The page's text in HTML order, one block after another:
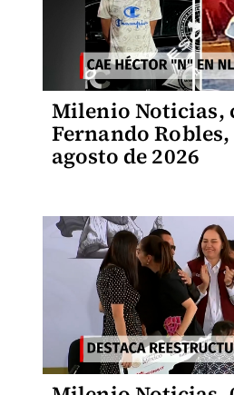
Milenio Noticias,
Fernando Robles,
agosto de 2026